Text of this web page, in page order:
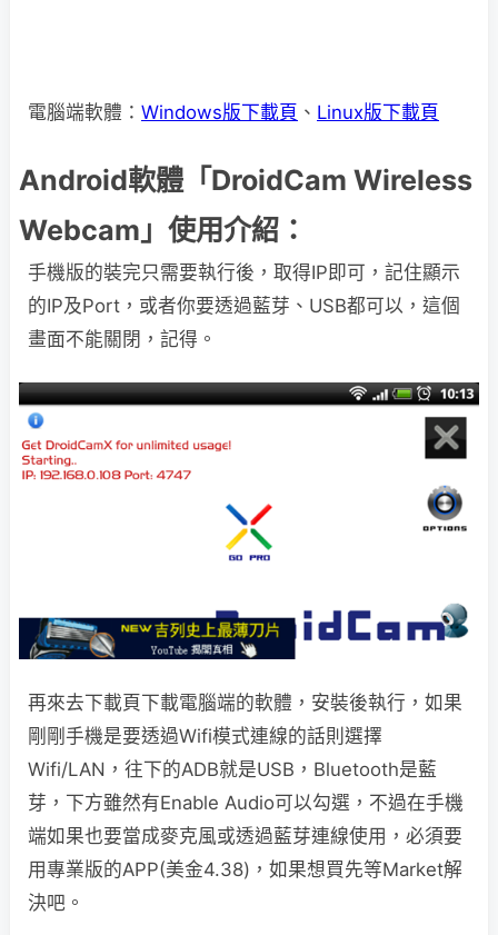
電腦端軟體： Windows版下載頁 、 Linux版下載頁
Android軟體「DroidCam Wireless
Webcam」使用介紹：
手機版的裝完只需要執行後，取得IP即可，記住顯示
的IP及Port，或者你要透過藍芽、USB都可以，這個
畫面不能關閉，記得。
再來去下載頁下載電腦端的軟體，安裝後執行，如果
剛剛手機是要透過Wifi模式連線的話則選擇
Wifi/LAN，往下的ADB就是USB，Bluetooth是藍
芽，下方雖然有Enable Audio可以勾選，不過在手機
端如果也要當成麥克風或透過藍芽連線使用，必須要
用專業版的APP(美金4.38)，如果想買先等Market解
決吧。